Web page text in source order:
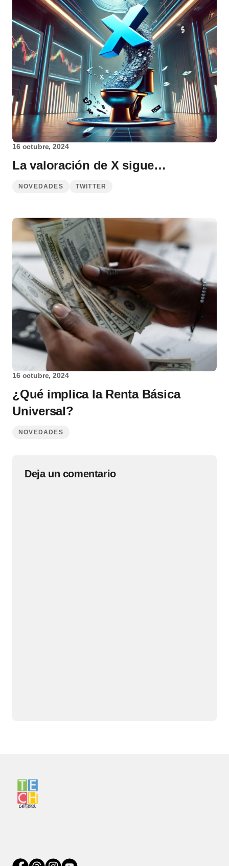
16 octubre, 2024
La valoración de X sigue…
NOVEDADES TWITTER
16 octubre, 2024
¿Qué implica la Renta Básica
Universal?
NOVEDADES
Deja un comentario